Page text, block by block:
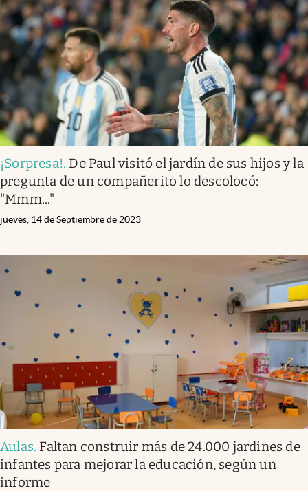
Infotechnology
Clase
Clima
Mundial 2026
Eventos Corporativos
El Cronista Studio
Mediakit
abre en nueva pestaña
Argentina
¡Sorpresa!. De Paul visitó el jardín de sus hijos y la
pregunta de un compañerito lo descolocó:
"Mmm..."
jueves, 14 de Septiembre de 2023
Aulas. Faltan construir más de 24.000 jardines de
infantes para mejorar la educación, según un
informe